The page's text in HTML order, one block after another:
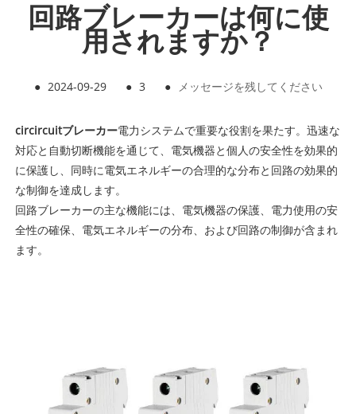
回路ブレーカーは何に使
用されますか？
● 2024-09-29 ● 3 ● メッセージを残してください
circircuitブレーカー電力システムで重要な役割を果たす。迅速な
対応と自動切断機能を通じて、電気機器と個人の安全性を効果的
に保護し、同時に電気エネルギーの合理的な分布と回路の効果的
な制御を達成します。
回路ブレーカーの主な機能には、電気機器の保護、電力使用の安
全性の確保、電気エネルギーの分布、および回路の制御が含まれ
ます。 ‌